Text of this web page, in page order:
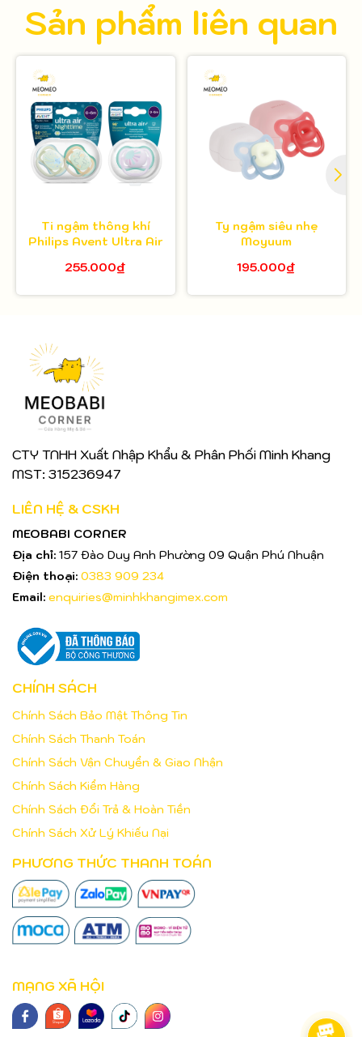
Sản phẩm liên quan
Ti ngậm thông khí
Philips Avent Ultra Air
255.000₫
Ty ngậm siêu nhẹ
Moyuum
195.000₫
CTY TNHH Xuất Nhập Khẩu & Phân Phối Minh Khang
MST: 315236947
LIÊN HỆ & CSKH
MEOBABI CORNER
Địa chỉ: 157 Đào Duy Anh Phường 09 Quận Phú Nhuận
Điện thoại: 0383 909 234
Email: enquiries@minhkhangimex.com
CHÍNH SÁCH
Chính Sách Bảo Mật Thông Tin
Chính Sách Thanh Toán
Chính Sách Vận Chuyển & Giao Nhận
Chính Sách Kiểm Hàng
Chính Sách Đổi Trả & Hoàn Tiền
Chính Sách Xử Lý Khiếu Nại
PHƯƠNG THỨC THANH TOÁN
MẠNG XÃ HỘI